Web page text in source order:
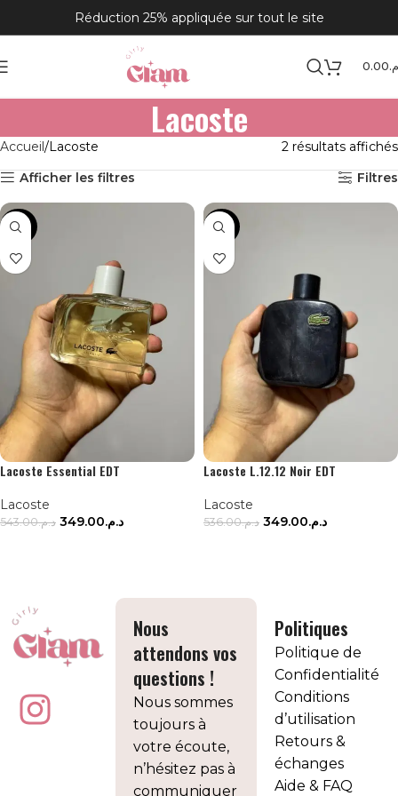
Réduction 25% appliquée sur tout le site
0.00
Lacoste
Accueil Lacoste
2 résultats affichés
Afficher les filtres
Filtres
-36%
Lacoste Essential EDT
Lacoste
د.م.543.00 د.م.349.00
-35%
Lacoste L.12.12 Noir EDT
Lacoste
د.م.536.00 د.م.349.00
Nous
attendons vos
questions !
Nous sommes
toujours à
votre écoute,
n’hésitez pas à
communiquer
Politiques
Politique de
Confidentialité
Conditions
d’utilisation
Retours &
échanges
Aide & FAQ